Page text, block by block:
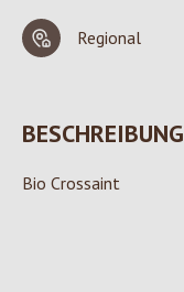
Regional
BESCHREIBUNG
Bio Crossaint